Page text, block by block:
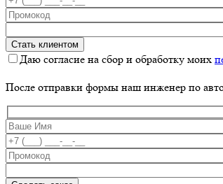
Даю согласие на сбор и обработку моих
После отправки формы наш инженер по